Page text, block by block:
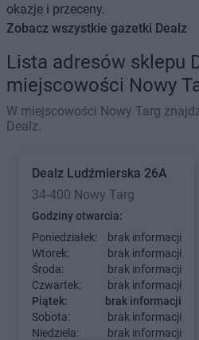
okazje i przeceny.
Zobacz wszystkie gazetki Dealz
Lista adresów sklepu
miejscowości Nowy
W miejscowości Nowy Targ
Dealz.
Dealz Ludźmierska 26A
34-400 Nowy Targ
Godziny otwarcia:
Poniedziałek:
brak informacji
Wtorek:
brak informacji
Środa:
brak informacji
Czwartek:
brak informacji
Piątek:
brak informacji
Sobota:
brak informacji
Niedziela:
brak informacji